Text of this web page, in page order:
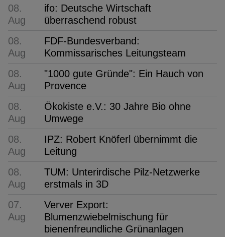
08.
Aug
ifo: Deutsche Wirtschaft
überraschend robust
08.
Aug
FDF-Bundesverband:
Kommissarisches Leitungsteam
08.
Aug
"1000 gute Gründe": Ein Hauch von
Provence
08.
Aug
Ökokiste e.V.: 30 Jahre Bio ohne
Umwege
08.
Aug
IPZ: Robert Knöferl übernimmt die
Leitung
08.
Aug
TUM: Unterirdische Pilz-Netzwerke
erstmals in 3D
07.
Aug
Verver Export:
Blumenzwiebelmischung für
bienenfreundliche Grünanlagen